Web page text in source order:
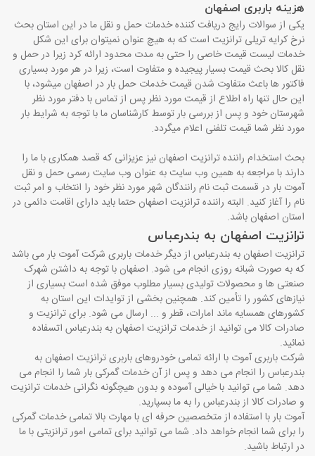
هزینه باربری اصفهان
یکی از سوالات رایج دریافت کننده خدمات حمل و نقل ما در این استان بحث
نرخ کرایه تریلی ترانزیت است که به هیچ عنوان نمیتوان برای این شکل
خدمات لیست قیمت خاصی را حتی به مدت محدود ارائه کرد زیرا در حمل و
نقل کالا بحث قیمت بسیار پیجیده و متفاوت است، زیرا در هر مورد بسیاری
فاکتور ها باعث متفاوت شدن قیمت خدمات حمل بار در اصفهان میشود، با
این حال تنها راه اطلاع از قیمت مورد نظر پس از تماس با دفتر مورد نظر
شهرستان خود و پس از بررسی بار توسط کارشناسان ما با توجه به شرایط بار
مورد نظر شما قیمت تلفنی اعلام میگردد.
بحث استخدام راننده ترانزیت اصفهان نیز عزیزانی که قصد همکاری با ما را
دارند با مراجعه به همین وب سایت به عنوان وب سایت رسمی حمل و نقل
آموت بار در قسمت ثبت نام رانندگان شهر مورد نظر خود را انتخاب و امر ثبت
نام را آغاز کنید. البته راننده ترانزیت اصفهان حتما باید دارای اقامت دائمی در
استان اصفهان باشد.
ترانزیت اصفهان به بندرعباس
ترانزیت اصفهان به بندرعباس از دیگر خدمات باربری شرکت آموت بار می باشد
که به صورت شبانه روزی انجام می شود. اصفهان با توجه به داشتن شهرک
صنعتی ها و محصولات تولیدی بسیار مطلوب موفق شده است بسیاری از
نیازهای کشور را تأمین کند. همچنین بخشی از توایدات این استان به
کشورهای همسایه ماند امارات، قطر و ... ارسال می شود. برای ترانزیت و
صادرات کالا می توانید از خدمات ترانزیت اصفهان به بندرعباس اتسفاده
نمائید.
شرکت باربری آموت با ارائه تمامی خودروهای باربری ترانزیت اصفهان به
بندرعباس را انجام می دهد و پس از آن خدمات گمرکی بار شما را انجام می
دهد. شما می توانید با خیالی آسوده و بدون هیچگونه نگرانی خدمات ترانزیت
و صادرات کالا از بندرعباس را به ما بسپارید.
آموت بار با استفاده از متخصصین حرفه ای با مهارت بالا تمامی خدمات گمرکی
را برای شما انجام خواهد داد. شما می توانید برای تمامی امور ترانزیتی با ما
در ارتباط باشید.